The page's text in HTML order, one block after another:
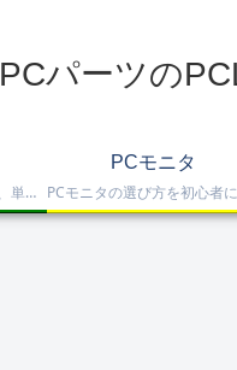
PCパーツの
HDD・SSDを選ぶときは、単に容量だけを見るのではなく、保存重視なのか、高速化したいのか、NAS運用なのか、外付けで使いたいのかまで整理して選ぶことが大切です。このカテゴリでは、HDDとSSDの基本的な違いを踏まえつつ、保存容量をしっかり確保したい方向けのHDD、高速起動や作業効率を重視したい方向けのSSD、さらにNAS向けHDDやNVMe SSD、SATA SSD、外付けストレージまで比較しや…
PCモニタ